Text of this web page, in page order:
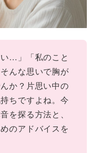
い…」「私のこと
んな思いで胸が
か？片思い中の
ちですよね。今
を探る方法と、
のアドバイスを